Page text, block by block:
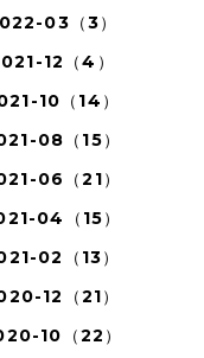
03（3）
12（4）
10（14）
08（15）
06（21）
04（15）
02（13）
12（21）
10（22）